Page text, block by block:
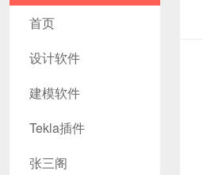
Rhino8
Grasshopper
汉化[付费] -
钢结构资源
网 Tekla插
首页
设计软件
建模软件
Tekla插件
张三阁